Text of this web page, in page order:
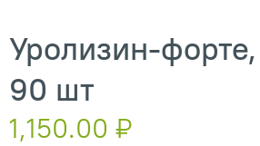
Уролизин-
90 шт
1,150.00 ₽